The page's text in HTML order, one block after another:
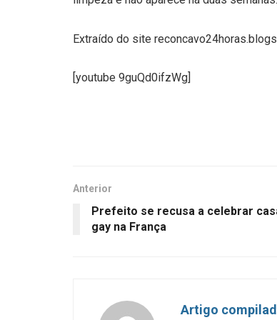
Extraído do site
[youtube 9guQd0ifzWg]
Anterior
Prefeito se recusa a celebrar
gay na França
Artigo